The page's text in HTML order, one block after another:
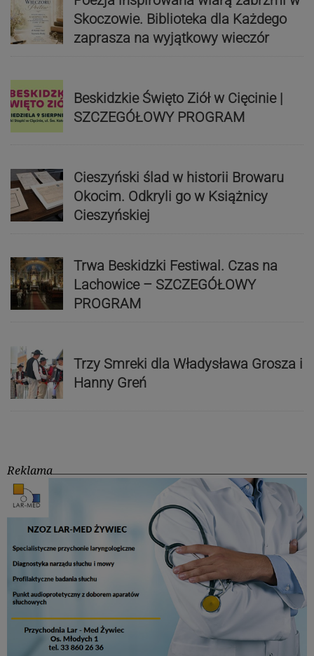
Skoczowie. Biblioteka dla Każdego
zaprasza na wyjątkowy wieczór
Beskidzkie Święto Ziół w Cięcinie |
SZCZEGÓŁOWY PROGRAM
Cieszyński ślad w historii Browaru
Okocim. Odkryli go w Książnicy
Cieszyńskiej
Trwa Beskidzki Festiwal. Czas na
Lachowice – SZCZEGÓŁOWY
PROGRAM
Trzy Smreki dla Władysława Grosza i
Hanny Greń
Reklama